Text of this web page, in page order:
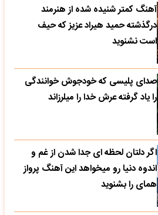
آهنگ کمتر شنیده شده از هنرمند
درگذشته حمید هیراد عزیز که حیف
است نشنوید
صدای پلیسی که خودجوش خوانندگی
را یاد گرفته عرش خدا را میلرزاند
اگر دلتان لحظه ای جدا شدن از غم و
اندوه دنیا رو میخواهد این آهنگ پرواز
همای را بشنوید